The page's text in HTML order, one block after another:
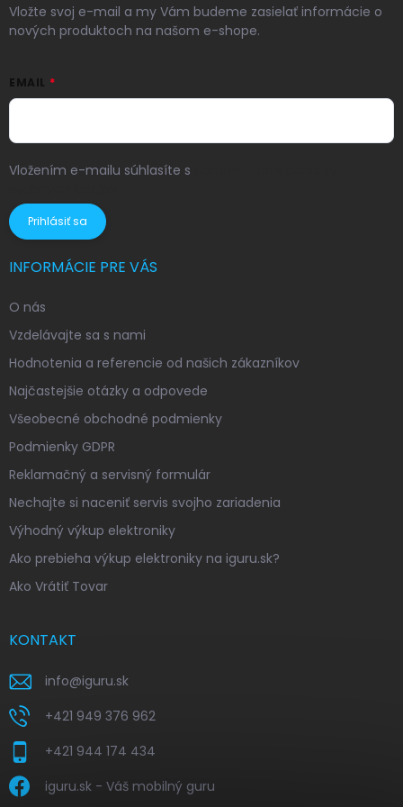
Vložte svoj e-mail a my Vám budeme zasielať informácie o
nových produktoch na našom e-shope.
EMAIL
Vložením e-mailu súhlasíte s
Prihlásiť sa
INFORMÁCIE PRE VÁS
O nás
Vzdelávajte sa s nami
Hodnotenia a referencie od našich zákazníkov
Najčastejšie otázky a odpovede
Všeobecné obchodné podmienky
Podmienky GDPR
Reklamačný a servisný formulár
Nechajte si naceniť servis svojho zariadenia
Výhodný výkup elektroniky
Ako prebieha výkup elektroniky na iguru.sk?
Ako Vrátiť Tovar
KONTAKT
info@iguru.sk
+421 949 376 962
+421 944 174 434
iguru.sk - Váš mobilný guru